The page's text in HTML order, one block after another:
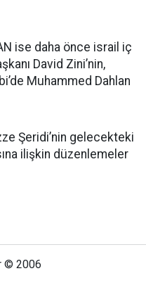
ise daha önce israil iç
David Zini’nin,
Muhammed Dahlan
Şeridi’nin gelecekteki
ilişkin düzenlemeler
© 2006